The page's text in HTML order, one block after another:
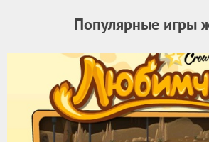
Популярные игры